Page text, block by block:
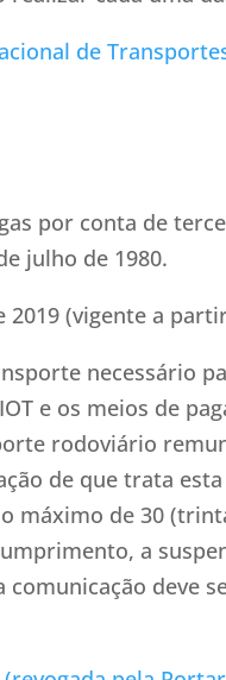
de
por conta de
julho de 1980.
2019 (vigente a
necessário
e os meios de
rodoviário
de que trata
máximo de 30
a
deve